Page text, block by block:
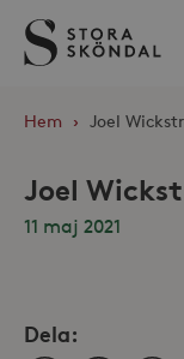
Stora
Sköndal
Hem › Joel
Joel
11 maj 2021
Dela: